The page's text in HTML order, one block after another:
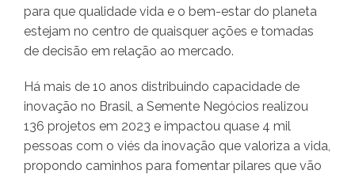
para que qualidade vida e o bem-estar do planeta
estejam no centro de quaisquer ações e tomadas
de decisão em relação ao mercado.
Há mais de 10 anos distribuindo capacidade de
inovação no Brasil, a Semente Negócios realizou
136 projetos em 2023 e impactou quase 4 mil
pessoas com o viés da inovação que valoriza a vida,
propondo caminhos para fomentar pilares que vão